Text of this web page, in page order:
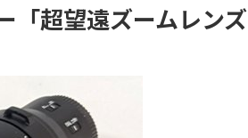
「超望遠ズームレンズ